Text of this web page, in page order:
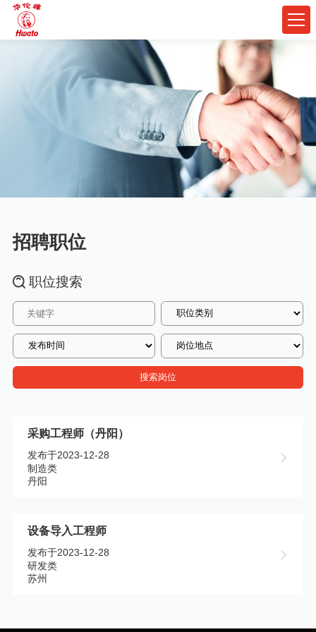
招聘职位
职位搜索
搜索岗位
采购工程师（丹阳）
发布于2023-12-28
制造类
丹阳
设备导入工程师
发布于2023-12-28
研发类
苏州